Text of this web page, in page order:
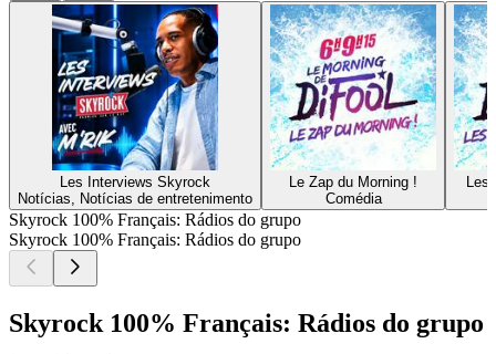
Les Interviews Skyrock
Notícias, Notícias de entretenimento
Le Zap du Morning !
Comédia
Skyrock 100% Français: Rádios do grupo
Skyrock 100% Français: Rádios do grupo
Skyrock 100% Français: Rádios do grupo